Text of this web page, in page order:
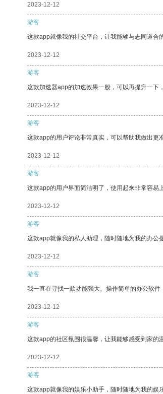
2023-12-12
游客
这款app就像我的社交平台，让我能够与志同道合
2023-12-12
游客
这款加速器app的加速效果一般，可以再提升一下
2023-12-12
游客
这款app的用户评论非常真实，可以帮助我做出更
2023-12-12
游客
这款app的用户界面简洁明了，使用起来非常容易
2023-12-12
游客
这款app就像我的私人助理，随时随地为我的办公
2023-12-12
游客
我一直在寻找一款功能强大、操作简单的办公软
2023-12-12
游客
这款app的社区氛围很温馨，让我能够感受到家的温
2023-12-12
游客
这款app就像我的娱乐小助手，随时随地为我的娱